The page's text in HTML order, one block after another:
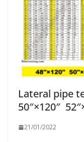
Lateral pipe
50″×120″
21/01/2022